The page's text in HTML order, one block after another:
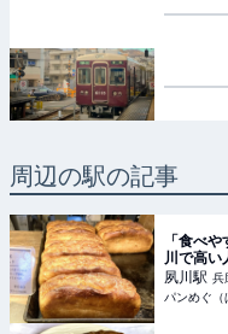
周辺の駅の記事
「食べ
川で高い
県・西宮
夙川駅 兵
パンめぐ（